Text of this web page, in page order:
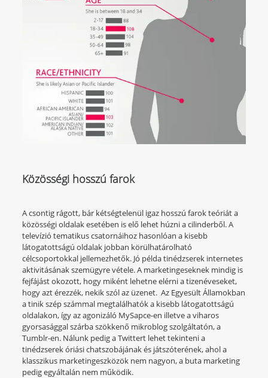
Közösségi hosszú farok
A csontig rágott, bár kétségtelenül igaz hosszú farok teóriát a
közösségi oldalak esetében is elő lehet húzni a cilinderből. A
televízió tematikus csatornáihoz hasonlóan a kisebb
látogatottságú oldalak jobban körülhatárolható
célcsoportokkal jellemezhetők. Jó példa tinédzserek internetes
aktivitásának szemügyre vétele. A marketingeseknek mindig is
fejfájást okozott, hogy miként lehetne elérni a tizenéveseket,
hogy azt érezzék, nekik szól az üzenet. Az Egyesült Államokban
a tinik szép számmal megtalálhatók a kisebb látogatottságú
oldalakon, így az agonizáló MySapce-en illetve a viharos
gyorsasággal szárba szökkenő mikroblog szolgáltatón, a
Tumblr-en. Nálunk pedig a Twittert lehet tekinteni a
tinédzserek óriási chatszobájának és játszóterének, ahol a
klasszikus marketingeszközök nem nagyon, a buta marketing
pedig egyáltalán nem működik.